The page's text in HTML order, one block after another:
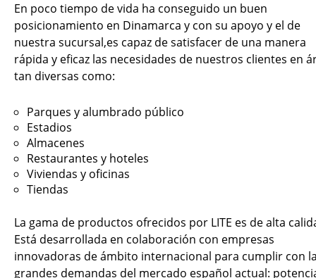
En poco tiempo de vida ha conseguido un buen
posicionamiento en Dinamarca y con su apoyo y el de
nuestra sucursal,es capaz de satisfacer de una manera
rápida y eficaz las necesidades de nuestros clientes en
tan diversas como:
Parques y alumbrado público
Estadios
Almacenes
Restaurantes y hoteles
Viviendas y oficinas
Tiendas
La gama de productos ofrecidos por LITE es de alta
Está desarrollada en colaboración con empresas
innovadoras de ámbito internacional para cumplir con
grandes demandas del mercado español actual: